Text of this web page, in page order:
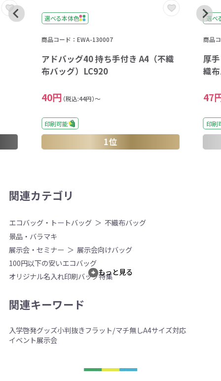
選べる本体色
商品コード：EWA-130007
アドバッグ40 持ち手付き A4（不織
布バッグ）LC920
40円 （税込:44円）～
印刷可能
1位
選べ
商品
厚
織
47
印刷
関連カテゴリ
エコバッグ・トートバッグ
不織布バッグ
景品・バラマキ
展示会・セミナー
展示会向けバッグ
100円以下の安いエコバッグ
オリジナル名入れ印刷バッグ特集もっと見る
関連キーワード
入学啓発グッズ小判抜きフラット/マチ無しA4サイズ対応
イベント展示会